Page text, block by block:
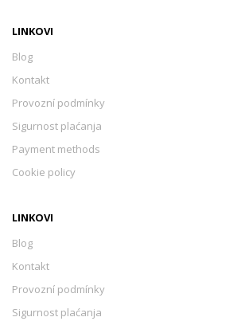
LINKOVI
Blog
Kontakt
Provozní podmínky
Sigurnost plaćanja
Payment methods
Cookie policy
LINKOVI
Blog
Kontakt
Provozní podmínky
Sigurnost plaćanja